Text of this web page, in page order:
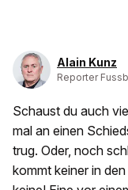
Alain Kunz
Reporter
Schaust du auch
mal an einen
trug. Oder, noch
kommt keiner in